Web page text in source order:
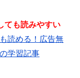
ても読みやすい
読める！広告無
学習記事